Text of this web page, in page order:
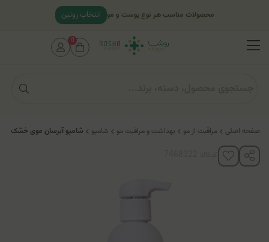
صفحه اصلی مراقبت از مو بهداشت و مراقبت مو شامپو شامپو آبرسان موی خشک
محصولات مناسب هر نوع پوست و مو انتخاب روتین
0